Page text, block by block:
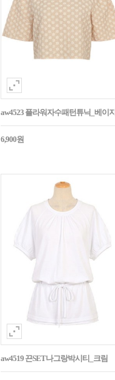
aw4523 플라워자수패턴튜닉_베이지
6,900원
aw4519 끈SET나그랑박시티_크림